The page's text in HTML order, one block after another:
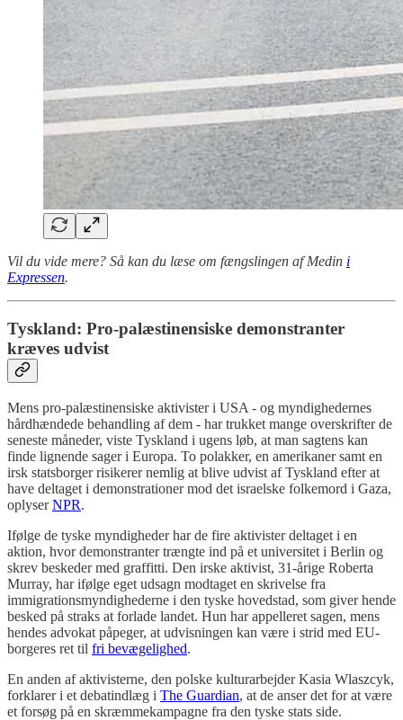
Vil du vide mere? Så kan du læse om fængslingen af Medin i
Expressen.
Tyskland: Pro-palæstinensiske demonstranter
kræves udvist
Mens pro-palæstinensiske aktivister i USA - og myndighedernes
hårdhændede behandling af dem - har trukket mange overskrifter de
seneste måneder, viste Tyskland i ugens løb, at man sagtens kan
finde lignende sager i Europa. To polakker, en amerikaner samt en
irsk statsborger risikerer nemlig at blive udvist af Tyskland efter at
have deltaget i demonstrationer mod det israelske folkemord i Gaza,
oplyserNPR.
Ifølge de tyske myndigheder har de fire aktivister deltaget i en
aktion, hvor demonstranter trængte ind på et universitet i Berlin og
skrev beskeder med graffitti. Den irske aktivist, 31-årige Roberta
Murray, har ifølge eget udsagn modtaget en skrivelse fra
immigrationsmyndighederne i den tyske hovedstad, som giver hende
besked på straks at forlade landet. Hun har appelleret sagen, mens
hendes advokat påpeger, at udvisningen kan være i strid med EU-
borgeres ret til fri bevægelighed.
En anden af aktivisterne, den polske kulturarbejder Kasia Wlaszcyk,
forklarer i et debatindlæg i The Guardian, at de anser det for at være
et forsøg på en skræmmekampagne fra den tyske stats side.